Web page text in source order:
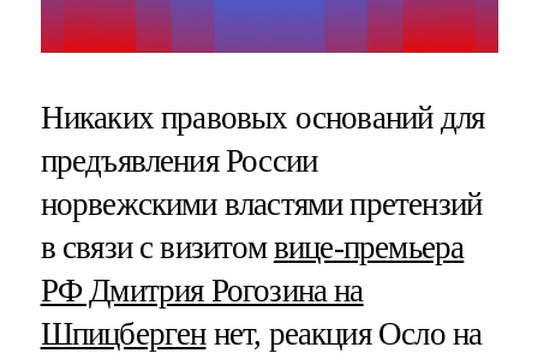
Никаких правовых оснований для
предъявления России
норвежскими властями претензий
в связи с визитомвице-премьера
РФ Дмитрия Рогозина на
Шпицбергеннет, реакция Осло на